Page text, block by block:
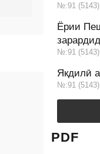
№:91
Ёрии
№:91
Якдилӣ
№:91
PDF